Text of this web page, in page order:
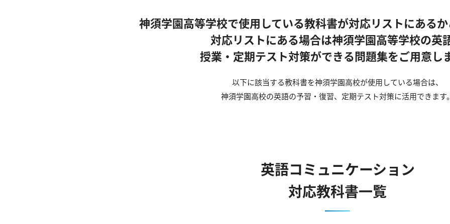
神須学園高等学校で使用している教科書が対応リストにある
対応リストにある場合は神須学園高等学校の英
授業・定期テスト対策ができる問題集をご用意し
以下に該当する教科書を神須学園高校が使用している場合は、
神須学園高校の英語の予習・復習、定期テスト対策に活用できます
英語コミュニケーション
対応教科書一覧